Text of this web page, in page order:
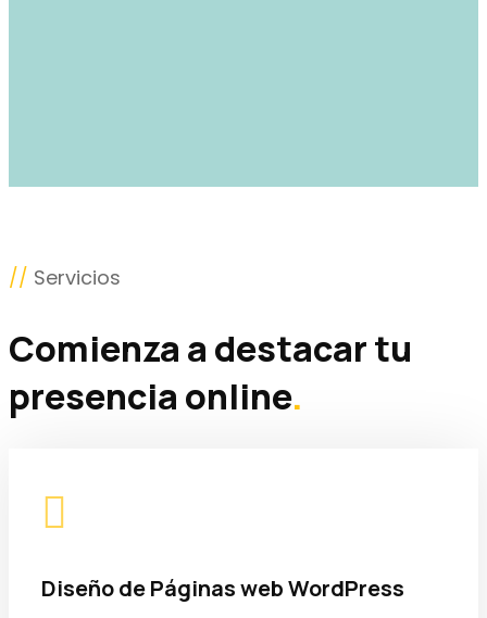
// Servicios
Comienza a destacar tu
presencia online.

Diseño de Páginas web WordPress